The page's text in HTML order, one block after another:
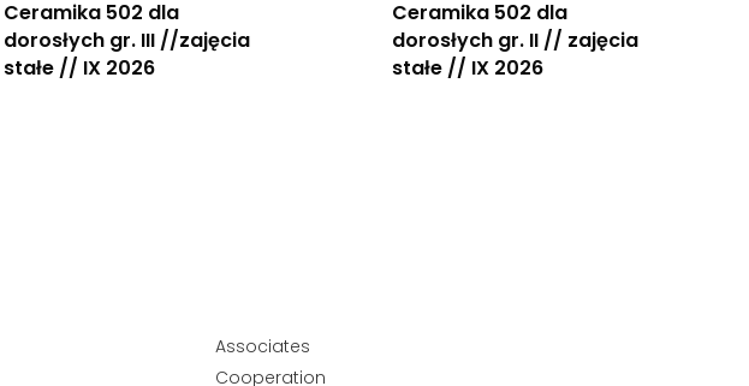
Ceramika 502 dla
dorosłych gr. III //zajęcia
stałe // IX 2026
Ceramika 502 dla
dorosłych gr. II // zajęcia
stałe // IX 2026
Associates
Cooperation